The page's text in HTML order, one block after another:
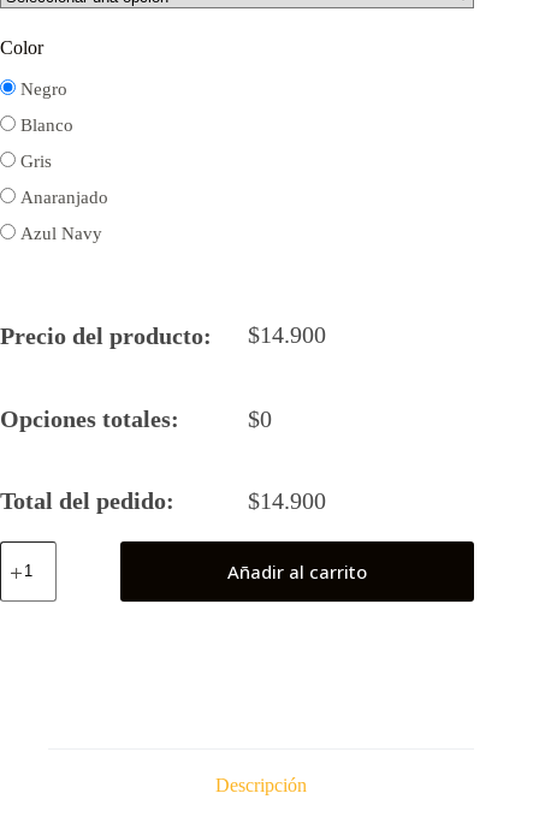
Color
Negro
Blanco
Gris
Anaranjado
Azul Navy
Precio del producto: $14.900
Opciones totales: $0
Total del pedido: $14.900
Polera
Vultur
Añadir al carrito
Descripción